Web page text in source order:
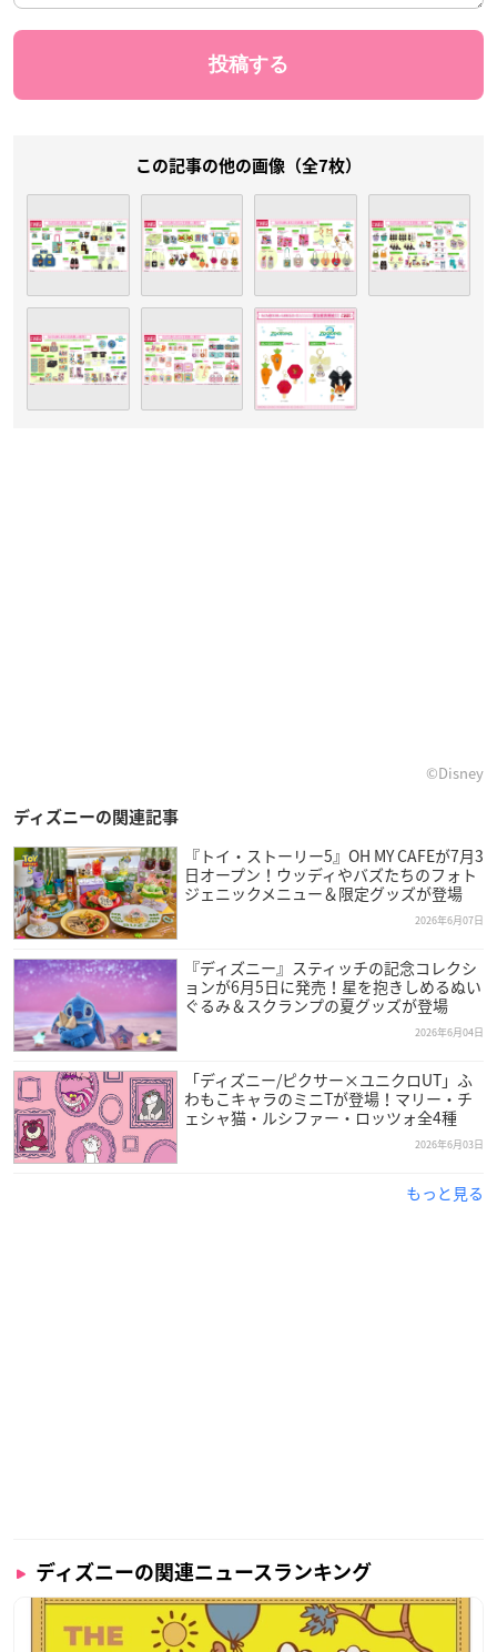
この記事の他の画像（全7枚）
©Disney
ディズニーの関連記事
『トイ・ストーリー5』OH MY CAFEが7月3
日オープン！ウッディやバズたちのフォト
ジェニックメニュー＆限定グッズが登場
2026年6月07日
『ディズニー』スティッチの記念コレクシ
ョンが6月5日に発売！星を抱きしめるぬい
ぐるみ＆スクランプの夏グッズが登場
2026年6月04日
「ディズニー/ピクサー×ユニクロUT」ふ
わもこキャラのミニTが登場！マリー・チ
ェシャ猫・ルシファー・ロッツォ全4種
2026年6月03日
もっと見る
ディズニーの関連ニュースランキング